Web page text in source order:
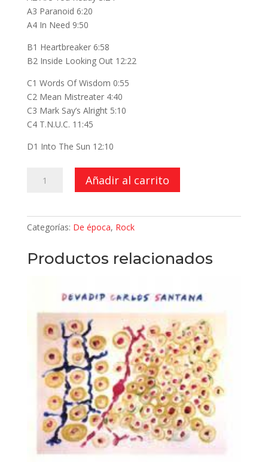
A3 Paranoid 6:20
A4 In Need 9:50
B1 Heartbreaker 6:58
B2 Inside Looking Out 12:22
C1 Words Of Wisdom 0:55
C2 Mean Mistreater 4:40
C3 Mark Say’s Alright 5:10
C4 T.N.U.C. 11:45
D1 Into The Sun 12:10
LPs)
cantidad
Añadir al carrito
Categorías: De época, Rock
Productos relacionados